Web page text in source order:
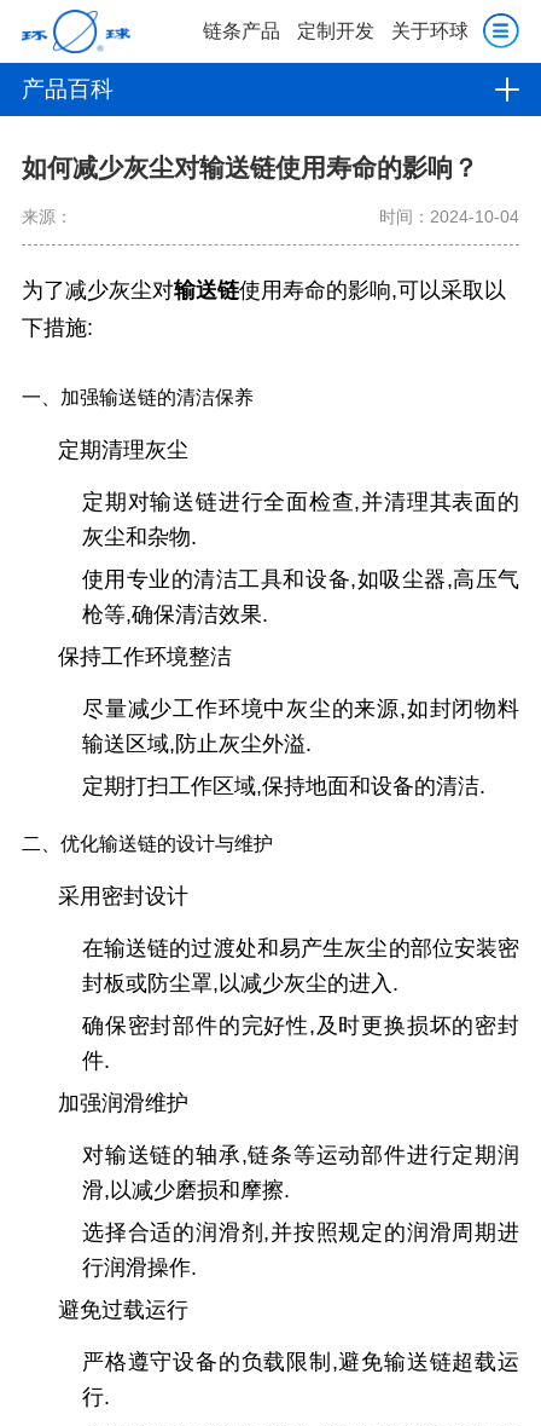
链条产品 定制开发 关于环球
产品百科
如何减少灰尘对输送链使用寿命的影响？
来源： 时间：2024-10-04
为了减少灰尘对输送链使用寿命的影响,可以采取以
下措施:
一、加强输送链的清洁保养
定期清理灰尘
定期对输送链进行全面检查,并清理其表面的
灰尘和杂物.
使用专业的清洁工具和设备,如吸尘器,高压气
枪等,确保清洁效果.
保持工作环境整洁
尽量减少工作环境中灰尘的来源,如封闭物料
输送区域,防止灰尘外溢.
定期打扫工作区域,保持地面和设备的清洁.
二、优化输送链的设计与维护
采用密封设计
在输送链的过渡处和易产生灰尘的部位安装密
封板或防尘罩,以减少灰尘的进入.
确保密封部件的完好性,及时更换损坏的密封
件.
加强润滑维护
对输送链的轴承,链条等运动部件进行定期润
滑,以减少磨损和摩擦.
选择合适的润滑剂,并按照规定的润滑周期进
行润滑操作.
避免过载运行
严格遵守设备的负载限制,避免输送链超载运
行.